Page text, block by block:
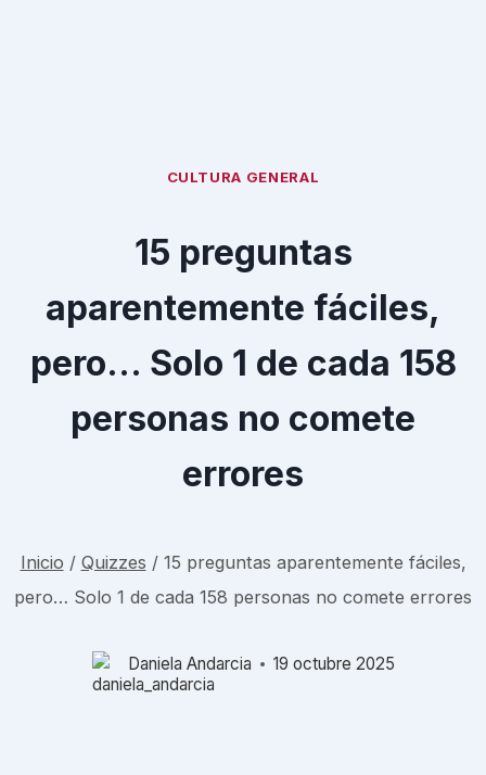
CULTURA GENERAL
15 preguntas
aparentemente fáciles,
pero… Solo 1 de cada 158
personas no comete
errores
Inicio / Quizzes / 15 preguntas aparentemente fáciles,
pero… Solo 1 de cada 158 personas no comete errores
Daniela Andarcia 19 octubre 2025